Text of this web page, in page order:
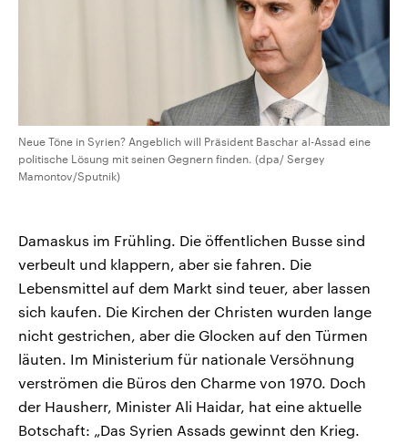
Neue Töne in Syrien? Angeblich will Präsident Baschar al-Assad eine
politische Lösung mit seinen Gegnern finden. (dpa/ Sergey
Mamontov/Sputnik)
Damaskus im Frühling. Die öffentlichen Busse sind
verbeult und klappern, aber sie fahren. Die
Lebensmittel auf dem Markt sind teuer, aber lassen
sich kaufen. Die Kirchen der Christen wurden lange
nicht gestrichen, aber die Glocken auf den Türmen
läuten. Im Ministerium für nationale Versöhnung
verströmen die Büros den Charme von 1970. Doch
der Hausherr, Minister Ali Haidar, hat eine aktuelle
Botschaft: „Das Syrien Assads gewinnt den Krieg.